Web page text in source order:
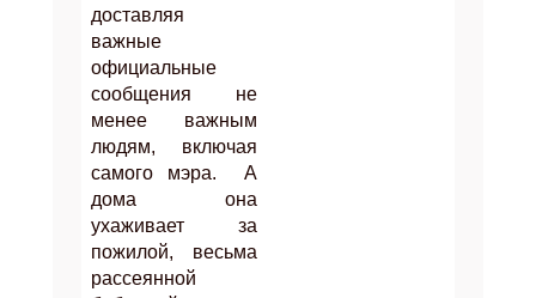
доставляя
важные
официальные
сообщения не
менее важным
людям, включая
самого мэра.
А
дома она
ухаживает за
пожилой, весьма
рассеянной